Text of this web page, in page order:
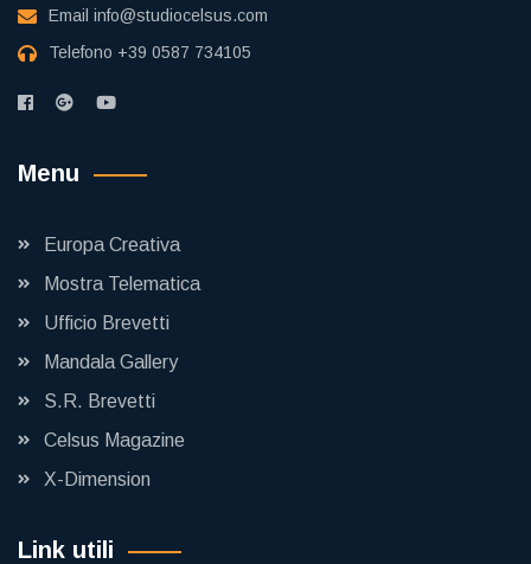
Email info@studiocelsus.com
Telefono +39 0587 734105
Menu
Europa Creativa
Mostra Telematica
Ufficio Brevetti
Mandala Gallery
S.R. Brevetti
Celsus Magazine
X-Dimension
Link utili